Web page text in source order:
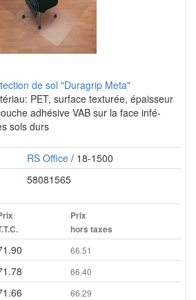
de sol "Duragrip Meta"
PET, surface texturée, épaisseur
adhésive VAB sur la face infé-
sols durs
RS Office / 18-1500
58081565
Prix
hors taxes
66.51
66.40
66.29